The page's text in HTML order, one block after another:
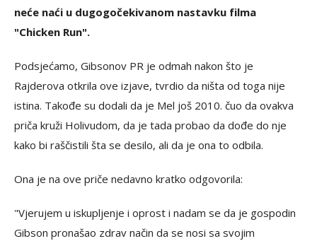
neće naći u dugogočekivanom nastavku filma
"Chicken Run".
Podsjećamo, Gibsonov PR je odmah nakon što je
Rajderova otkrila ove izjave, tvrdio da ništa od toga nije
istina. Takođe su dodali da je Mel još 2010. čuo da ovakva
priča kruži Holivudom, da je tada probao da dođe do nje
kako bi raščistili šta se desilo, ali da je ona to odbila.
Ona je na ove priče nedavno kratko odgovorila:
"Vjerujem u iskupljenje i oprost i nadam se da je gospodin
Gibson pronašao zdrav način da se nosi sa svojim